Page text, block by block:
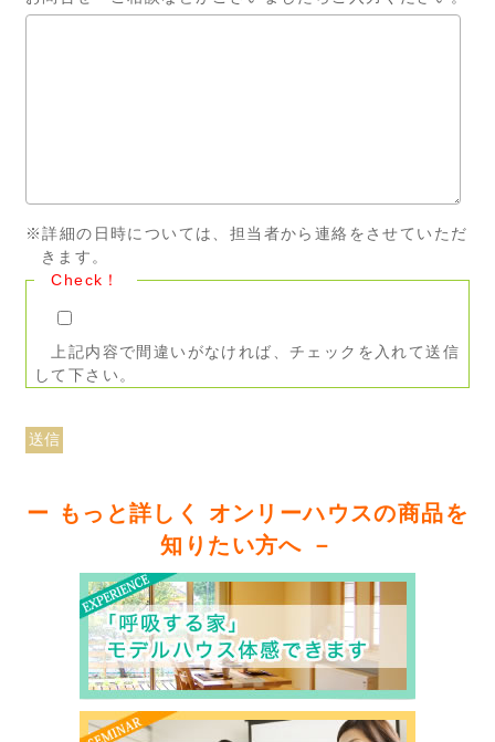
※詳細の日時については、担当者から連絡をさせていただ
きます。
Check！
上記内容で間違いがなければ、チェックを入れて送信
して下さい。
ー もっと詳しく オンリーハウスの商品を
知りたい方へ －